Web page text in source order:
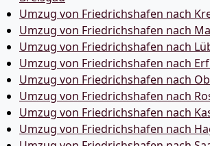
Umzug von Friedrichshafen nach
Umzug von Friedrichshafen nach
Umzug von Friedrichshafen nach
Umzug von Friedrichshafen nach
Umzug von Friedrichshafen nach
Umzug von Friedrichshafen nach
Umzug von Friedrichshafen nach
Umzug von Friedrichshafen nach